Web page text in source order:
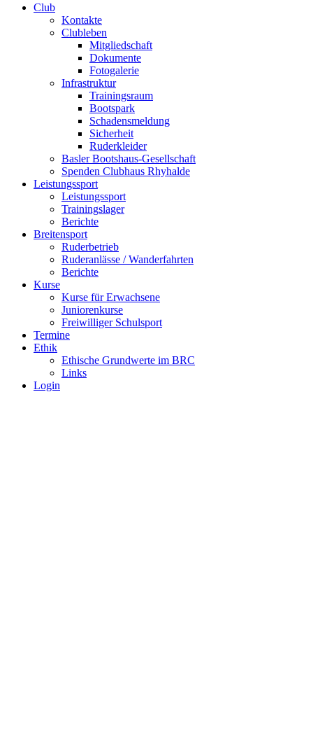
Club
Kontakte
Clubleben
Mitgliedschaft
Dokumente
Fotogalerie
Infrastruktur
Trainingsraum
Bootspark
Schadensmeldung
Sicherheit
Ruderkleider
Basler Bootshaus-Gesellschaft
Spenden Clubhaus Rhyhalde
Leistungssport
Leistungssport
Trainingslager
Berichte
Breitensport
Ruderbetrieb
Ruderanlässe / Wanderfahrten
Berichte
Kurse
Kurse für Erwachsene
Juniorenkurse
Freiwilliger Schulsport
Termine
Ethik
Ethische Grundwerte im BRC
Links
Login